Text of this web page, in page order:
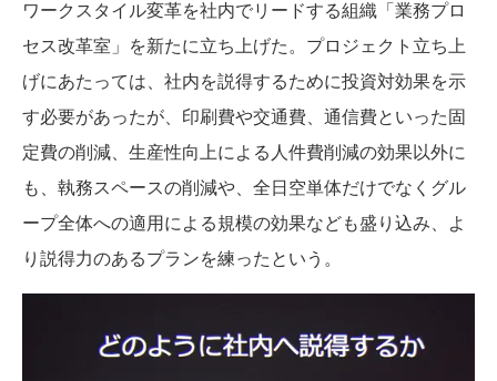
ワークスタイル変革を社内でリードする組織「業務プロ
セス改革室」を新たに立ち上げた。プロジェクト立ち上
げにあたっては、社内を説得するために投資対効果を示
す必要があったが、印刷費や交通費、通信費といった固
定費の削減、生産性向上による人件費削減の効果以外に
も、執務スペースの削減や、全日空単体だけでなくグル
ープ全体への適用による規模の効果なども盛り込み、よ
り説得力のあるプランを練ったという。